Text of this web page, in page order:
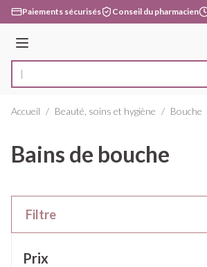
Aller au contenu
Paiements sécurisés Conseil du pharmacien
Menu
Rechercher
Accueil / Beauté, soins et hygiène / Bouche
Bains de bouche
Filtre
Prix